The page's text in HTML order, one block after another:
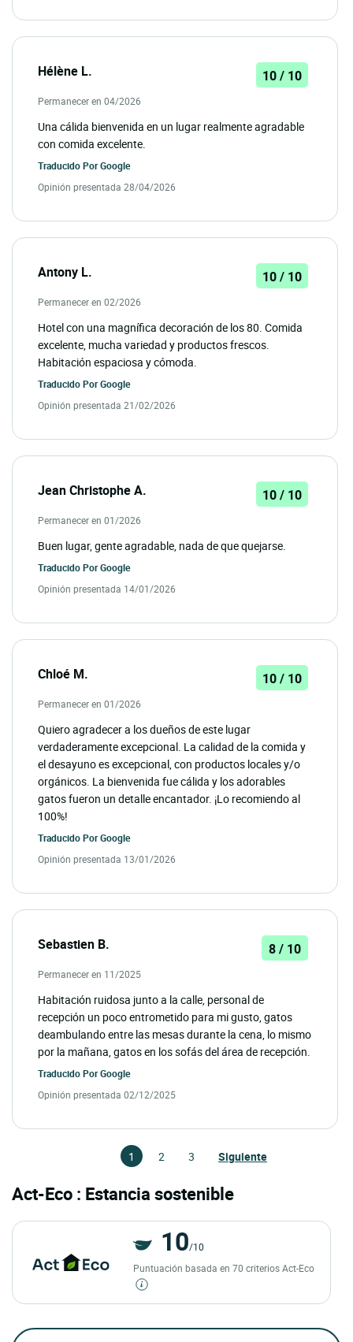
Hélène L. 10 / 10
Permanecer en 04/2026
Una cálida bienvenida en un lugar realmente agradable
con comida excelente.
Traducido PorGoogle
Opinión presentada 28/04/2026
Antony L. 10 / 10
Permanecer en 02/2026
Hotel con una magnífica decoración de los 80. Comida
excelente, mucha variedad y productos frescos.
Habitación espaciosa y cómoda.
Traducido PorGoogle
Opinión presentada 21/02/2026
Jean Christophe A. 10 / 10
Permanecer en 01/2026
Buen lugar, gente agradable, nada de que quejarse.
Traducido PorGoogle
Opinión presentada 14/01/2026
Chloé M. 10 / 10
Permanecer en 01/2026
Quiero agradecer a los dueños de este lugar
verdaderamente excepcional. La calidad de la comida y
el desayuno es excepcional, con productos locales y/o
orgánicos. La bienvenida fue cálida y los adorables
gatos fueron un detalle encantador. ¡Lo recomiendo al
100%!
Traducido PorGoogle
Opinión presentada 13/01/2026
Sebastien B. 8 / 10
Permanecer en 11/2025
Habitación ruidosa junto a la calle, personal de
recepción un poco entrometido para mi gusto, gatos
deambulando entre las mesas durante la cena, lo mismo
por la mañana, gatos en los sofás del área de recepción.
Traducido PorGoogle
Opinión presentada 02/12/2025
1 2 3 Siguiente
Act-Eco : Estancia sostenible
10/10
Puntuación basada en 70 criterios Act-Eco